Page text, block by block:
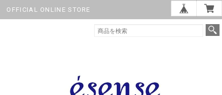
OFFICIAL ONLINE STORE